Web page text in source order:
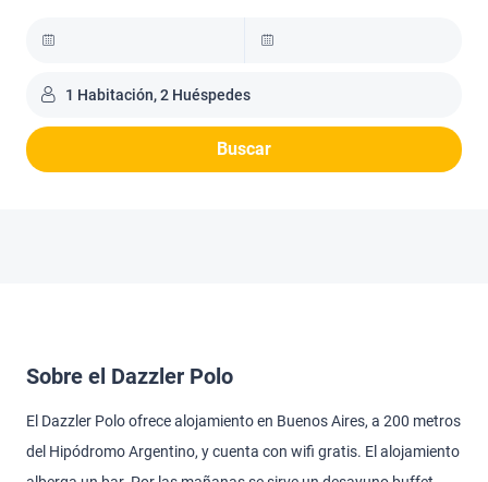
1 Habitación, 2 Huéspedes
Buscar
Sobre el Dazzler Polo
El Dazzler Polo ofrece alojamiento en Buenos Aires, a 200 metros
del Hipódromo Argentino, y cuenta con wifi gratis. El alojamiento